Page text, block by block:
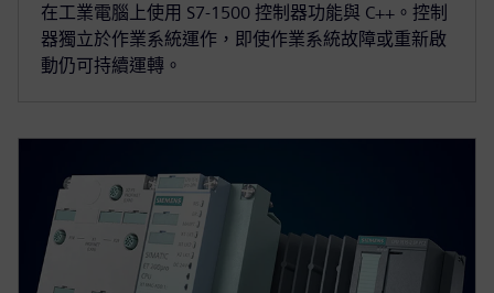
在工業電腦上使用 S7-1500 控制器功能與 C++。控制
器獨立於作業系統運作，即使作業系統故障或重新啟
動仍可持續運轉。